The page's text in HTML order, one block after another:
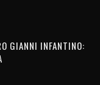
GIANNI INFANTINO: